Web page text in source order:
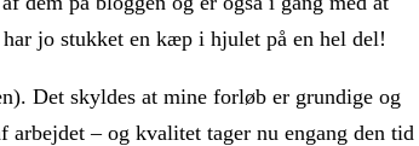
jo stukket en kæp i hjulet på en hel del!
Det skyldes at mine forløb er grundige og
– og kvalitet tager nu engang den tid